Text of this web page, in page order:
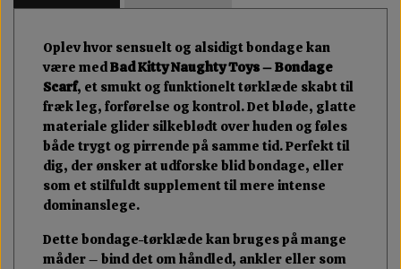
Oplev hvor sensuelt og alsidigt bondage kan
være medBad Kitty Naughty Toys – Bondage
Scarf, et smukt og funktionelt tørklæde skabt til
fræk leg, forførelse og kontrol. Det bløde, glatte
materiale glider silkeblødt over huden og føles
både trygt og pirrende på samme tid. Perfekt til
dig, der ønsker at udforske blid bondage, eller
som et stilfuldt supplement til mere intense
dominanslege.
Dette bondage-tørklæde kan bruges på mange
måder – bind det om håndled, ankler eller som